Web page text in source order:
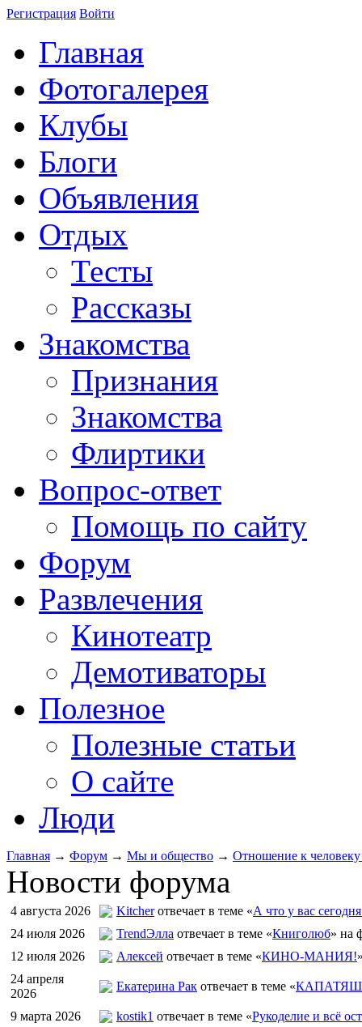
Регистрация Войти
Главная
Фотогалерея
Клубы
Блоги
Объявления
Отдых
Тесты
Рассказы
Знакомства
Признания
Знакомства
Флиртики
Вопрос-ответ
Помощь по сайту
Форум
Развлечения
Кинотеатр
Демотиваторы
Полезное
Полезные статьи
О сайте
Люди
Главная → Форум → Мы и общество → Отношение к человеку
Новости форума
4 августа 2026 Kitcherотвечает в теме «А что у вас
24 июля 2026
TrendЭлла отвечает в теме «Книголюб» на
12 июля 2026
Алексей отвечает в теме «КИНО-МАНИЯ!
24 апреля
2026
Екатерина Рак отвечает в теме «
9 марта 2026 kostik1 отвечает в теме «Рукоделие и всё